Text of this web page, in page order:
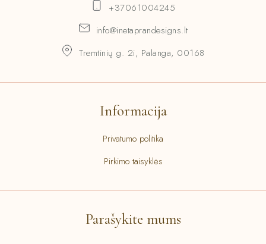
+37061004245
info@inetaprandesigns.lt
Tremtinių g. 2i, Palanga, 00168
Informacija
Privatumo politika
Pirkimo taisyklės
Parašykite mums